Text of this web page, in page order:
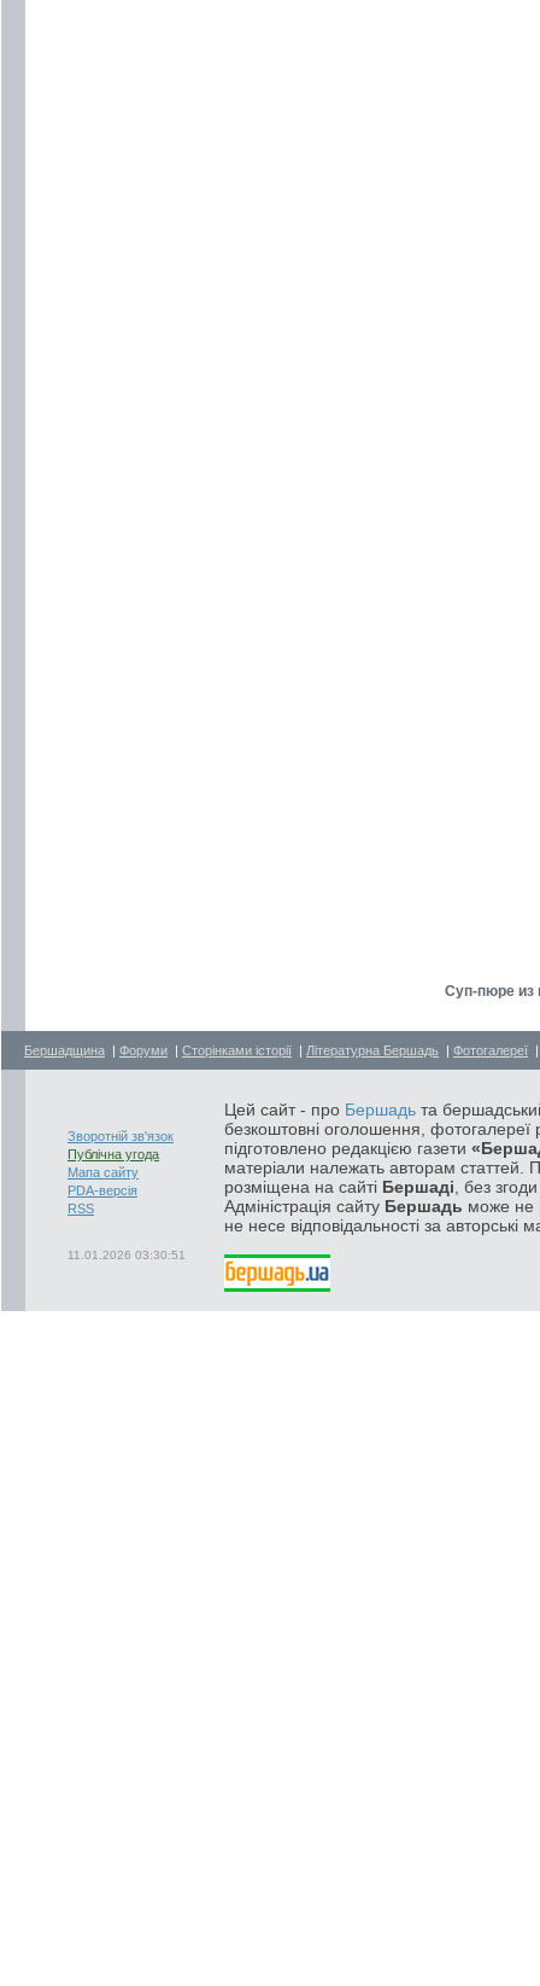
Суп-пюре из
Бершадщина | Форуми | Сторінками історії | Літературна Бершадь | Фотогалереї
Зворотній зв'язок
Публічна угода
Мапа сайту
PDA-версія
RSS
11.01.2026 03:30:51
Цей сайт - про Бершадь та
безкоштовні оголошення, фотогалереї
підготовлено редакцією газети
матеріали належать авторам статтей.
розміщена на сайті Бершаді , без
Адміністрація сайту Бершадь може не
не несе відповідальності за авторські